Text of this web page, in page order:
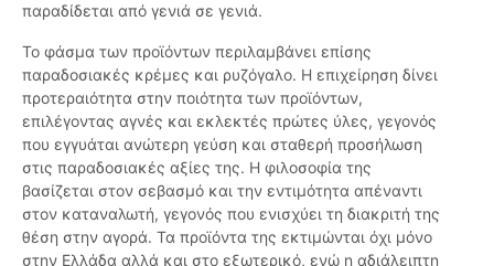
παραδίδεται από γενιά σε γενιά.
Το φάσμα των προϊόντων περιλαμβάνει επίσης
παραδοσιακές κρέμες και ρυζόγαλο. Η επιχείρηση δίνει
προτεραιότητα στην ποιότητα των προϊόντων,
επιλέγοντας αγνές και εκλεκτές πρώτες ύλες, γεγονός
που εγγυάται ανώτερη γεύση και σταθερή προσήλωση
στις παραδοσιακές αξίες της. Η φιλοσοφία της
βασίζεται στον σεβασμό και την εντιμότητα απέναντι
στον καταναλωτή, γεγονός που ενισχύει τη διακριτή της
θέση στην αγορά. Τα προϊόντα της εκτιμώνται όχι μόνο
στην Ελλάδα αλλά και στο εξωτερικό, ενώ η αδιάλειπτη